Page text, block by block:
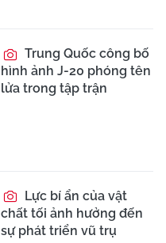
Trung Quốc công bố
hình ảnh J-20 phóng tên
lửa trong tập trận
Lực bí ẩn của vật
chất tối ảnh hưởng đến
sự phát triển vũ trụ